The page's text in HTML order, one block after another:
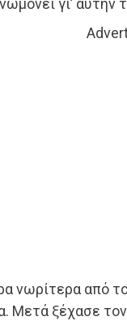
γι’ αυτήν
νωρίτερα από
Μετά ξέχασε